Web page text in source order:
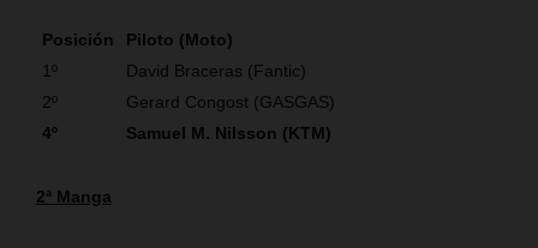
Posición
Piloto (Moto)
1º
David Braceras (Fantic)
2º
Gerard Congost (GASGAS)
4º
Samuel M. Nilsson (KTM)
2ª Manga